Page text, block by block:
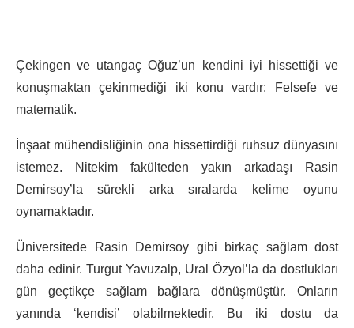
Çekingen ve utangaç Oğuz’un kendini iyi hissettiği ve
konuşmaktan çekinmediği iki konu vardır: Felsefe ve
matematik.
İnşaat mühendisliğinin ona hissettirdiği ruhsuz dünyasını
istemez. Nitekim fakülteden yakın arkadaşı Rasin
Demirsoy’la sürekli arka sıralarda kelime oyunu
oynamaktadır.
Üniversitede Rasin Demirsoy gibi birkaç sağlam dost
daha edinir. Turgut Yavuzalp, Ural Özyol’la da dostlukları
gün geçtikçe sağlam bağlara dönüşmüştür. Onların
yanında ‘kendisi’ olabilmektedir. Bu iki dostu da